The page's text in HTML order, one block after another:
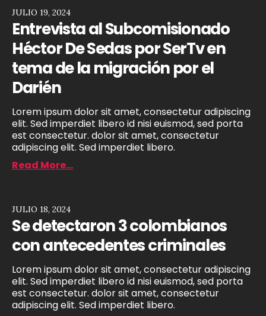
Entrevista al Subcomisionado
Héctor De Sedas por SerTv en
tema de la migración por el
Darién
Lorem ipsum dolor sit amet, consectetur adipiscing
elit. Sed imperdiet libero id nisi euismod, sed porta
est consectetur. dolor sit amet, consectetur
adipiscing elit. Sed imperdiet libero.
JULIO 19, 2024
Read More...
Se detectaron 3 colombianos
con antecedentes criminales
Lorem ipsum dolor sit amet, consectetur adipiscing
elit. Sed imperdiet libero id nisi euismod, sed porta
est consectetur. dolor sit amet, consectetur
adipiscing elit. Sed imperdiet libero.
JULIO 18, 2024